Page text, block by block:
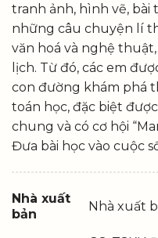
tranh ảnh, hình vẽ, bài
những câu chuyện lí
văn hoá và nghệ
lịch. Từ đó, các em
con đường khám phá
toán học, đặc biệt
chung và có cơ hội
Đưa bài học vào cuộc
Nhà xuất
bản
Nhà xuất